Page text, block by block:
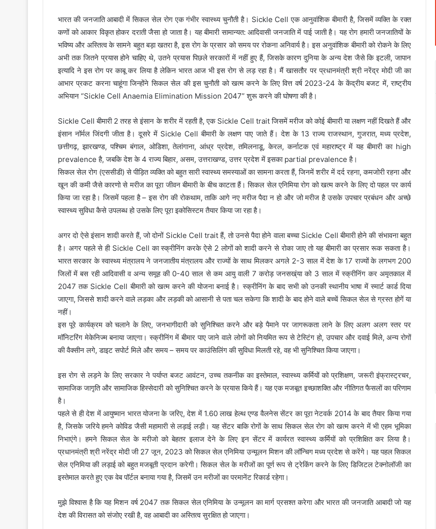
भारत की जनजाति आबादी में सिकल सेल रोग एक गंभीर स्वास्थ्य चुनौती है। Sickle Cell एक आनुवांशिक बीमारी है, जिसमें व्यक्ति के रक्त
कणों को आकार विकृत होकर दराती जैसा हो जाता है। यह बीमारी सामान्यत: आदिवासी जनजाति में पाई जाती है। यह रोग हमारी जनजातियों के
भविष्य और अस्तित्व के सामने बहुत बड़ा खतरा है, इस रोग के प्रसार को समय पर रोकना अनिवार्य है। इस अनुवांशिक बीमारी को रोकने के लिए
अभी तक जितने प्रयास होने चाहिए थे, उतने प्रयास पिछले सरकारों में नहीं हुए हैं, जिसके कारण दुनिया के अन्य देश जैसे कि इटली, जापान
इत्यादि ने इस रोग पर काबू कर लिया है लेकिन भारत आज भी इस रोग से लड़ रहा है। मैं खासतौर पर प्रधानमंत्री श्री नरेंद्र मोदी जी का
आभार प्रकट करना चाहूंगा जिन्होंने सिकल सेल की इस चुनौती को खत्म करने के लिए वित्त वर्ष 2023-24 के केंद्रीय बजट में, राष्ट्रीय
अभियान “Sickle Cell Anaemia Elimination Mission 2047” शुरू करने की घोषणा की है।
Sickle Cell बीमारी 2 तरह से इंसान के शरीर में रहती है, एक Sickle Cell trait जिसमें मरीज को कोई बीमारी या लक्षण नहीं दिखते हैं और
इंसान नॉर्मल जिंदगी जीता है। दूसरे में Sickle Cell बीमारी के लक्षण पाए जाते हैं। देश के 13 राज्य राजस्थान, गुजरात, मध्य प्रदेश,
छत्तीगढ़, झारखण्ड, पश्चिम बंगाल, ओडिशा, तेलांगाना, आंध्र प्रदेश, तमिलनाडू, केरल, कर्नाटक एवं महाराष्ट्र में यह बीमारी का high
prevalence है, जबकि देश के 4 राज्य बिहार, असम, उत्तराखण्ड, उत्तर प्रदेश में इसका partial prevalence है।
सिकल सेल रोग (एससीडी) से पीड़ित व्यक्ति को बहुत सारी स्वास्थ्य समस्याओं का सामना करता हैं, जिनमें शरीर में दर्द रहना, कमजोरी रहना और
खून की कमी जैसे कारणो से मरीज का पूरा जीवन बीमारी के बीच काटता हैं। सिकल सेल एनिमिया रोग को खत्म करने के लिए दो पहल पर कार्य
किया जा रहा है। जिसमें पहला है – इस रोग की रोकथाम, ताकि आगे नए मरीज पैदा न हो और जो मरीज है उसके उपचार प्रबंधन और अच्छे
स्वास्थ्य सुविधा कैसे उपलब्ध हो उसके लिए पूरा इकोसिस्टम तैयार किया जा रहा है।
अगर दो ऐसे इंसान शादी करते हैं, जो दोनों Sickle Cell trait हैं, तो उनसे पैदा होने वाला बच्चा Sickle Cell बीमारी होने की संभावना बहुत
है। अगर पहले से ही Sickle Cell का स्क्रीनिंग करके ऐसे 2 लोगों को शादी करने से रोका जाए तो यह बीमारी का प्रसार रूक सकता है।
भारत सरकार के स्वास्थ्य मंत्रालय ने जनजातीय मंत्रालय और राज्यों के साथ मिलकर अगले 2-3 साल में देश के 17 राज्यों के लगभग 200
जिलों में बस रही आदिवासी व अन्य समूह की 0-40 साल से कम आयु वाली 7 करोड़ जनसख्ंया को 3 साल में स्क्रीनिंग कर अमृतकाल में
2047 तक Sickle Cell बीमारी को खत्म करने की योजना बनाई है। स्क्रीनिंग के बाद सभी को उनकी स्थानीय भाषा में स्मार्ट कार्ड दिया
जाएगा, जिससे शादी करने वाले लड़का और लड़की को आसानी से पता चल सकेगा कि शादी के बाद होने वाले बच्चें सिकल सेल से ग्रस्त होगें या
नहीं।
इस पूरे कार्यक्रम को चलाने के लिए, जनभागीदारी को सुनिश्चित करने और बड़े पैमाने पर जागरूकता लाने के लिए अलग अलग स्तर पर
मॉनिटरिंग मेकेनिज्म बनाया जाएगा। स्क्रीनिंग में बीमार पाए जाने वाले लोगों को नियमित रूप से टेस्टिंग हो, उपचार और दवाई मिले, अन्य रोगों
की वैक्सीन लगे, डाइट सपोर्ट मिले और समय – समय पर काउंसिलिंग की सुविधा मिलती रहे, वह भी सुनिश्चित किया जाएगा।
इस रोग से लड़ने के लिए सरकार ने पर्याप्त बजट आवंटन, उच्च तकनीक का इस्तेमाल, स्वास्थ्य कर्मियों को प्रशिक्षण, जरूरी इंफ्रास्ट्रचर,
सामाजिक जागृति और सामाजिक हिस्सेदारी को सुनिश्चित करने के प्रयास किये हैं। यह एक मजबूत इच्छाशक्ति और नीतिगत फैसलों का परिणाम
है।
पहले से ही देश में आयुष्मान भारत योजना के जरिए, देश में 1.60 लाख हेल्थ एण्ड वैलनेस सेंटर का पूरा नेटवर्क 2014 के बाद तैयार किया गया
है, जिसके जरिये हमने कोविड जैसी महामारी से लड़ाई लड़ी। यह सेंटर बाकि रोगों के साथ सिकल सेल रोग को खत्म करने में भी एहम भूमिका
निभाएंगे। हमने सिकल सेल के मरीजो को बेहतर इलाज देने के लिए इन सेंटर में कार्यरत स्वास्थ्य कर्मियों को प्रशिक्षित कर लिया है।
प्रधानमंत्री श्री नरेंद्र मोदी जी 27 जून, 2023 को सिकल सेल एनिमिया उन्मूलन मिशन की लॉन्चिग मध्य प्रदेश से करेंगे। यह पहल सिकल
सेल एनिमिया की लड़ाई को बहुत मजबूती प्रदान करेगी। सिकल सेल के मरीजों का पूर्ण रूप से ट्रेकिंग करने के लिए डिजिटल टेक्नोलॉजी का
इस्तेमाल करते हुए एक वेब पॉर्टल बनाया गया है, जिसमें उन मरीजों का परमानेंट रिकार्ड रहेगा।
मुझे विश्वास है कि यह मिशन वर्ष 2047 तक सिकल सेल एनिमिया के उन्मूलन का मार्ग प्रसश्त करेगा और भारत की जनजाति आबादी जो यह
देश की विरासत को संजोए रखी है, वह आबादी का अस्तित्व सुरक्षित हो जाएगा।